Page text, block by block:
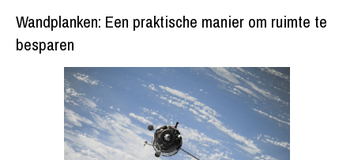
Wandplanken: Een praktische manier om ruimte te
besparen